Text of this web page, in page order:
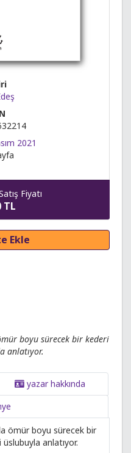
2021
Fiyatı
TL
Ekle
boyu sürecek bir kederi
anlatıyor.
yazar hakkında
ömür boyu sürecek bir
anlatıyor.